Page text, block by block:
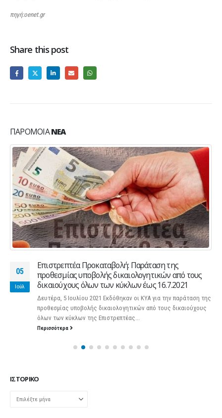
πηγή:oenet.gr
Share this post
ΠΑΡΌΜΟΙΑΝΈΑ
05
Ιούλ
Επιστρεπτέα Προκαταβολή: Παράταση της
προθεσμίας υποβολής δικαιολογητικών από τους
δικαιούχους όλων των κύκλων έως 16.7.2021
Δευτέρα, 5 Ιουλίου 2021 Εκδόθηκαν οι ΚΥΑ για την παράταση της
προθεσμίας υποβολής δικαιολογητικών από τους δικαιούχους
όλων των κύκλων της Επιστρεπτέας...
Περισσότερα
ΙΣΤΟΡΙΚΌ